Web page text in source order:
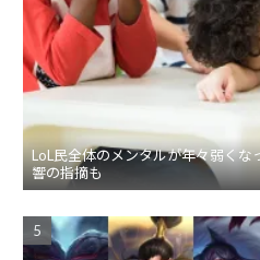
LoL民全体のメンタルが年々弱く
響の指摘も